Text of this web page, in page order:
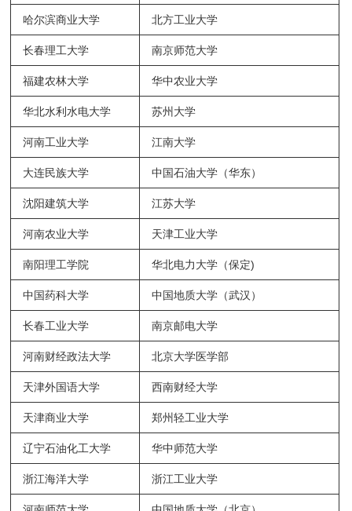
哈尔滨商业大学 北方工业大学
长春理工大学 南京师范大学
福建农林大学 华中农业大学
华北水利水电大学 苏州大学
河南工业大学 江南大学
大连民族大学 中国石油大学（华东）
沈阳建筑大学 江苏大学
河南农业大学 天津工业大学
南阳理工学院 华北电力大学（保定)
中国药科大学 中国地质大学（武汉）
长春工业大学 南京邮电大学
河南财经政法大学 北京大学医学部
天津外国语大学 西南财经大学
天津商业大学 郑州轻工业大学
辽宁石油化工大学 华中师范大学
浙江海洋大学 浙江工业大学